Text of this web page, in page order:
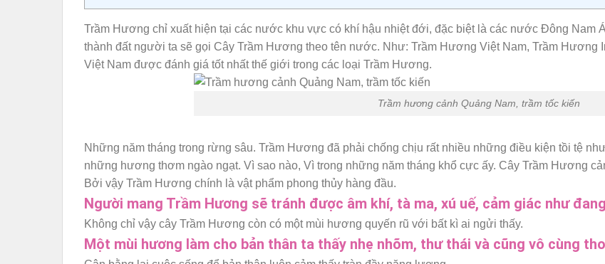
Trầm Hương chỉ xuất hiện tại các nước khu vực có khí hậu nhiệt đới, đặc biệt là các nước Đông Nam
thành đất người ta sẽ gọi Cây Trầm Hương theo tên nước. Như: Trầm Hương Việt Nam, Trầm Hương
Việt Nam được đánh giá tốt nhất thế giới trong các loại Trầm Hương.
Trầm hương cảnh Quảng Nam, trầm tốc kiến
Những năm tháng trong rừng sâu. Trầm Hương đã phải chống chịu rất nhiều những điều kiện tồi tệ
những hương thơm ngào ngạt. Vì sao nào, Vì trong những năm tháng khổ cực ấy. Cây Trầm Hương
Bởi vậy Trầm Hương chính là vật phẩm phong thủy hàng đầu.
Người mang Trầm Hương sẽ tránh được âm khí, tà ma, xú uế, cảm giác như
Không chỉ vậy cây Trầm Hương còn có một mùi hương quyến rũ với bất kì ai ngửi thấy.
Một mùi hương làm cho bản thân ta thấy nhẹ nhõm, thư thái và cũng vô cùng